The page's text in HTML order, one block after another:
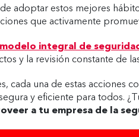
adoptar estos mejores
que activamente
modelo integral de
y la revisión constante de
cada una de estas acciones
y eficiente para todos.
a tu empresa de la